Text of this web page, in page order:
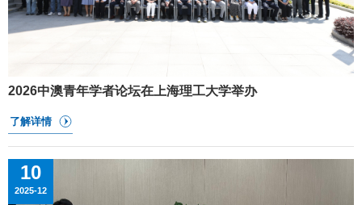
2026中澳青年学者论坛在上海理工大学举办
10
2025-12